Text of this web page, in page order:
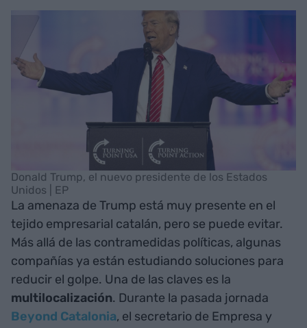
Donald Trump, el nuevo presidente de los Estados
Unidos | EP
La amenaza de Trump está muy presente en el
tejido empresarial catalán, pero se puede evitar.
Más allá de las contramedidas políticas, algunas
compañías ya están estudiando soluciones para
reducir el golpe. Una de las claves es la
multilocalización. Durante la pasada jornada
Beyond Catalonia, el secretario de Empresa y